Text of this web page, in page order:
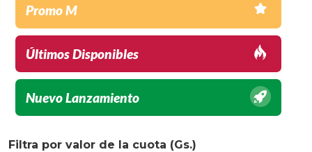
Promo M
Últimos Disponibles
Nuevo Lanzamiento
Filtra por valor de la cuota (Gs.)